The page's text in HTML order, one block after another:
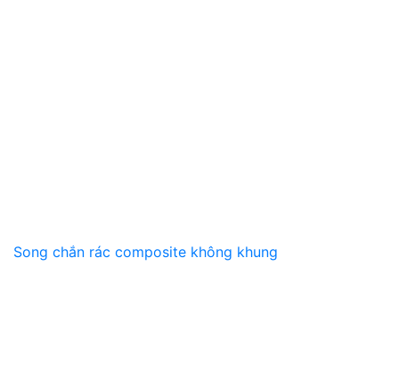
Song chắn rác composite không khung